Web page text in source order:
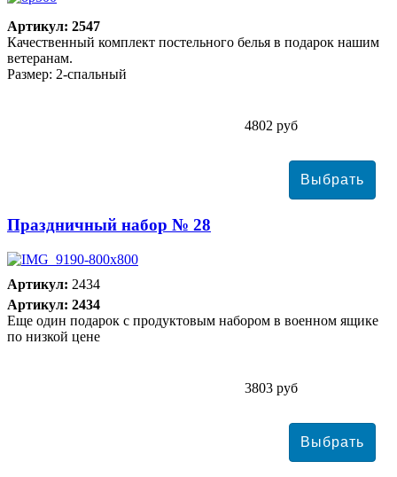
Артикул: 2547
Качественный комплект постельного белья в подарок нашим
ветеранам.
Размер: 2-спальный
4802 руб
Праздничный набор № 28
Артикул: 2434
Артикул: 2434
Еще один подарок с продуктовым набором в военном ящике
по низкой цене
3803 руб